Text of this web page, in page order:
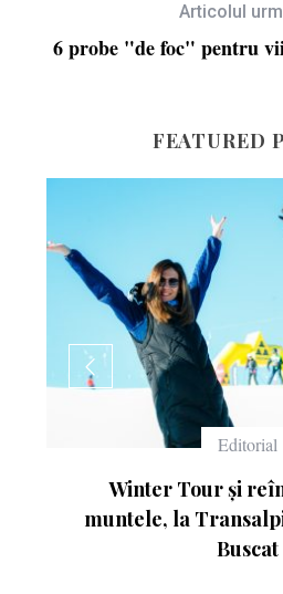
Articolul
6 probe "de foc" pentru
FEATURED
Editorial
Winter Tour și reîntâlnirea
la Transalpina. Next